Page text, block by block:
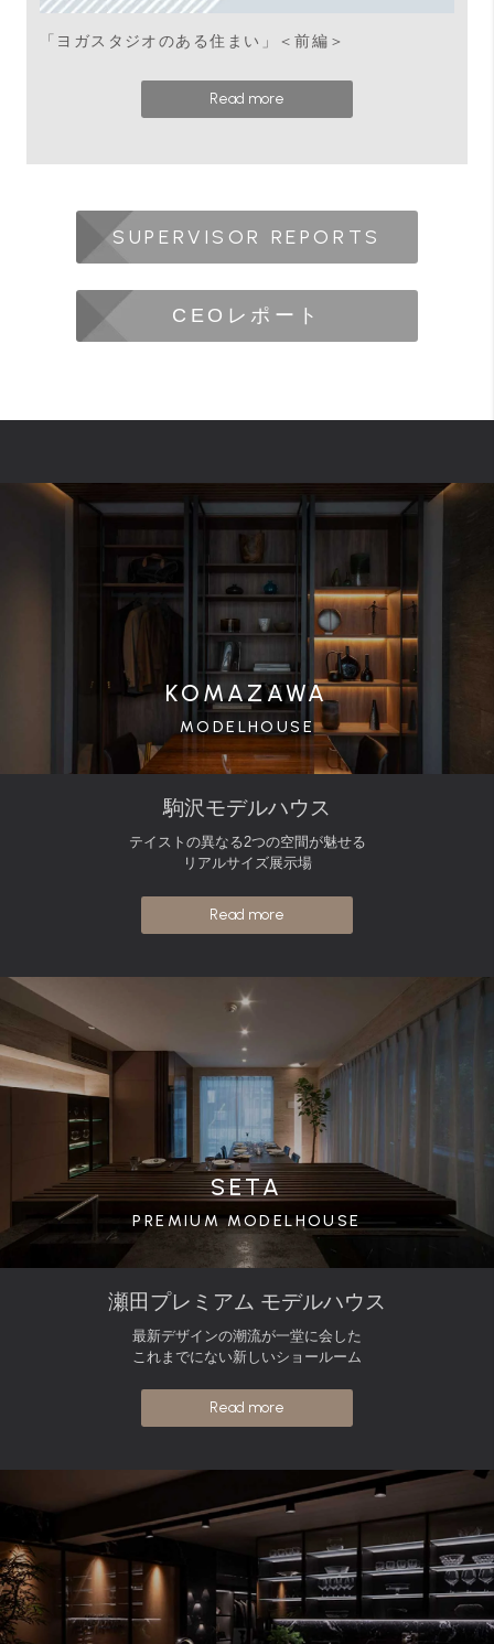
「ヨガスタジオのある住まい」＜前編＞
Read more
SUPERVISOR REPORTS
CEOレポート
KOMAZAWA
MODELHOUSE
駒沢モデルハウス
テイストの異なる2つの空間が魅せる
リアルサイズ展示場
Read more
SETA
PREMIUM MODELHOUSE
瀬田プレミアム モデルハウス
最新デザインの潮流が一堂に会した
これまでにない新しいショールーム
Read more